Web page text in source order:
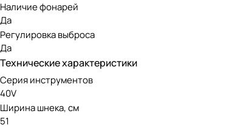
Инструмент оснащен передовым бесщеточным
нуждается в сложном обслуживании, при этом
Аккумуляторная линейка
Модель работает от аккумуляторов 40V,
инструменты для большинства видов садовых работ.
Наличие фонарей
Да
Регулировка выброса
Да
Технические характеристики
Серия инструментов
40V
Ширина шнека, см
51